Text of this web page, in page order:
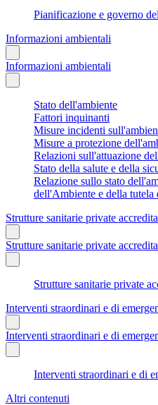
Pianificazione e governo
Informazioni ambientali
Informazioni ambientali
Stato dell'ambiente
Fattori inquinanti
Misure incidenti
Misure a protezione
Relazioni sull'attuazione
Stato della salute e della
Relazione sullo stato
dell'Ambiente e della tutela
Strutture sanitarie private
Strutture sanitarie private
Strutture sanitarie private
Interventi straordinari e di
Interventi straordinari e di
Interventi straordinari e di
Altri contenuti